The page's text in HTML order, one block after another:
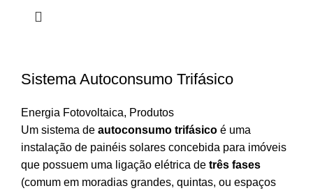
Sistema Autoconsumo Trifásico
Energia Fotovoltaica, Produtos
Um sistema de autoconsumo trifásico é uma
instalação de painéis solares concebida para imóveis
que possuem uma ligação elétrica de três fases
(comum em moradias grandes, quintas, ou espaços